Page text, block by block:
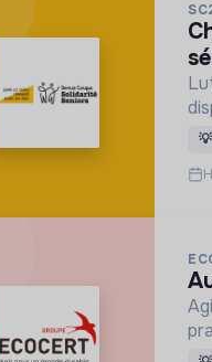
chargé-e de développement service civique solidarité
💡